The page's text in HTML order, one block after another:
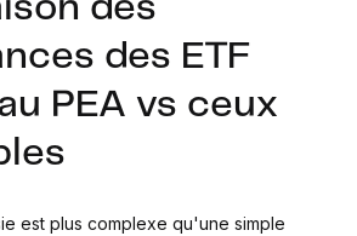
des
des ETF
PEA vs ceux
est plus complexe qu'une simple